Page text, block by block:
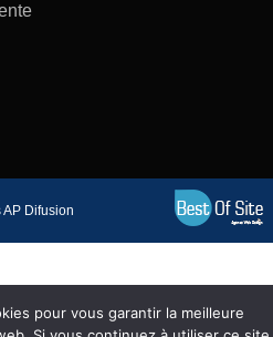
Difusion
pour vous garantir la meilleure